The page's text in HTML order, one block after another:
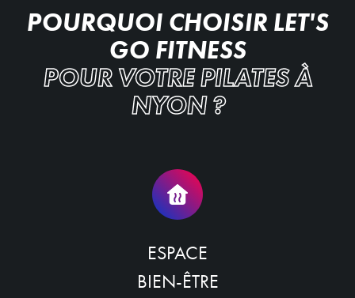
POURQUOI CHOISIR LET'S
GO FITNESS
POUR VOTRE PILATES À
NYON ?
ESPACE
BIEN-ÊTRE